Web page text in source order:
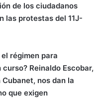
de los ciudadanos
las protestas del 11J-
régimen para
Reinaldo Escobar,
nos dan la
que exigen